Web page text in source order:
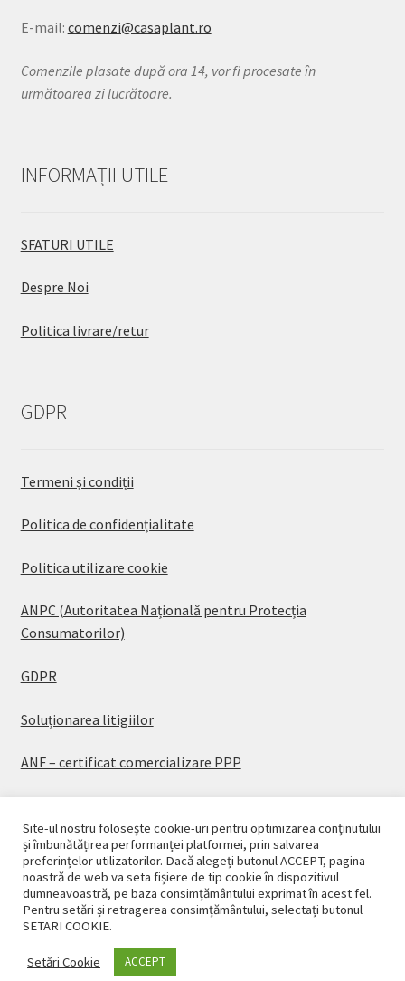
E-mail: comenzi@casaplant.ro
Comenzile plasate după ora 14, vor fi procesate în
următoarea zi lucrătoare.
INFORMAȚII UTILE
SFATURI UTILE
Despre Noi
Politica livrare/retur
GDPR
Termeni și condiții
Politica de confidențialitate
Politica utilizare cookie
ANPC (Autoritatea Națională pentru Protecția
Consumatorilor)
GDPR
Soluționarea litigiilor
ANF – certificat comercializare PPP
© CASAPLANT 2026
Politică de confidențialitate
Site-ul nostru folosește cookie-uri pentru optimizarea conținutului
și îmbunătățirea performanței platformei, prin salvarea
preferințelor utilizatorilor. Dacă alegeți butonul ACCEPT, pagina
noastră de web va seta fișiere de tip cookie în dispozitivul
dumneavoastră, pe baza consimțământului exprimat în acest fel.
Pentru setări și retragerea consimțământului, selectați butonul
SETARI COOKIE.
Setări Cookie ACCEPT